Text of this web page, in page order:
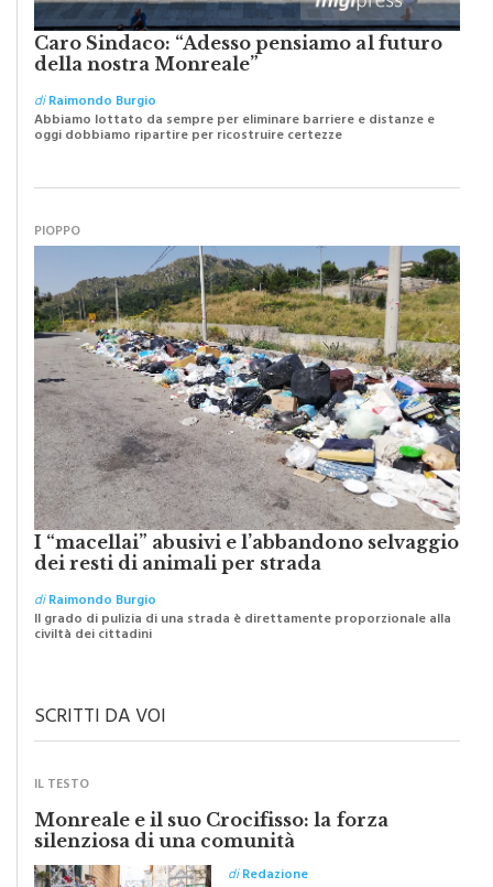
Caro Sindaco: “Adesso pensiamo al futuro
della nostra Monreale”
diRaimondo Burgio
Abbiamo lottato da sempre per eliminare barriere e distanze e
oggi dobbiamo ripartire per ricostruire certezze
PIOPPO
I “macellai” abusivi e l’abbandono selvaggio
dei resti di animali per strada
diRaimondo Burgio
Il grado di pulizia di una strada è direttamente proporzionale alla
civiltà dei cittadini
SCRITTI DA VOI
IL TESTO
Monreale e il suo Crocifisso: la forza
silenziosa di una comunità
diRedazione